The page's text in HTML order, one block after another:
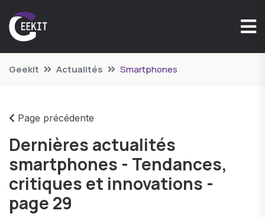
Geekit Actualités Smartphones
Page précédente
Dernières actualités
smartphones - Tendances,
critiques et innovations -
page 29